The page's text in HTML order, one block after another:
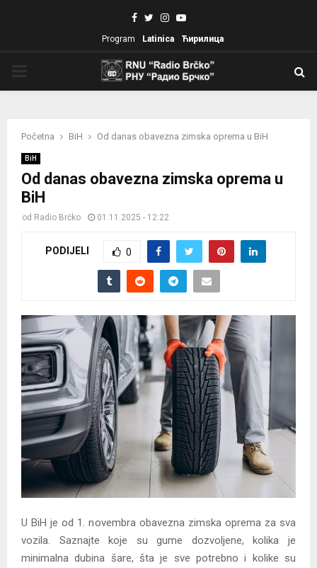
Facebook
TwitterInstagram
Youtube
Program Latinica Ћирилица
Početna BiH Od danas obavezna zimska oprema u BiH
BiH
Od danas obavezna zimska oprema u
BiH
od Radio Brčko 01.11.2025 - 12:22
PODIJELI 0
U BiH je od 1. novembra obavezna zimska oprema za sva
vozila. Saznajte koje su gume dozvoljene, kolika je
minimalna dubina šare, šta je sve potrebno i kolike su